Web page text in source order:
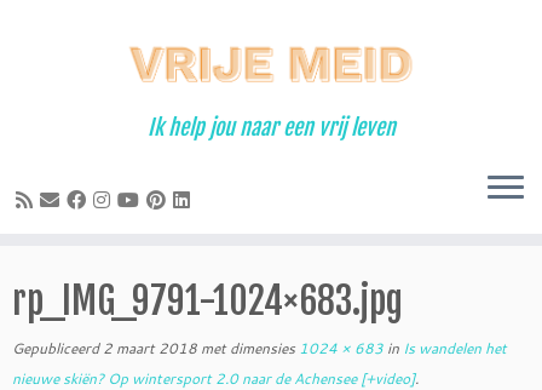
Ik help jou naar een vrij leven
rp_IMG_9791-1024×683.jpg
Gepubliceerd 2 maart 2018 met dimensies 1024 × 683 in Is wandelen het
nieuwe skiën? Op wintersport 2.0 naar de Achensee [+video].